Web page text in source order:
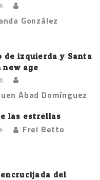
González
de izquierda y Santa
age
Abad Domínguez
las estrellas
Frei Betto
encrucijada del